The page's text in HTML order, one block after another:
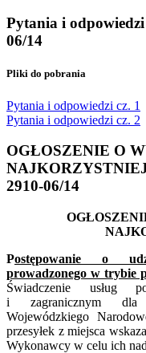
Pytania i
06/14
Pliki do pobrania
Pytania i odpowiedzi cz. 1
Pytania i odpowiedzi cz. 2
OGŁOSZENIE O
2910-06/14
Postępowanie o
prowadzonego w trybie
Świadczenie usług
i zagranicznym dla
Wojewódzkiego
przesyłek z miejsca
Wykonawcy w celu ich